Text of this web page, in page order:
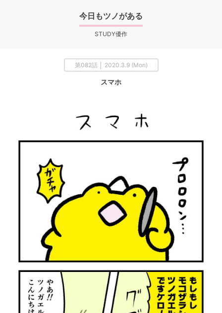
今日もツノがある
STUDY優作
第082話 │ 2020.3.9 (Mon)
スマホ